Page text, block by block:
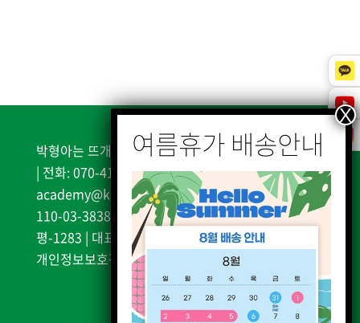
박형아는 뜨개쟁이 | 서울시 은평구 불광천길 338, 2층
| 전화: 070-4187-0987 | 이메일:
academy@knitteracademy.kr | 사업자등록번호:
110-03-38385| 통신판매업신고: 2025-서울은
평-1283 | 대표자 및 개인정보책임자: 박형례
개인정보보호정책|서비스 이용약관